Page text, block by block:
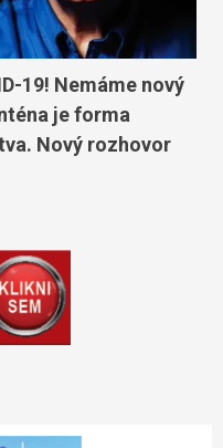
19! Nemáme nový
je forma
Nový rozhovor